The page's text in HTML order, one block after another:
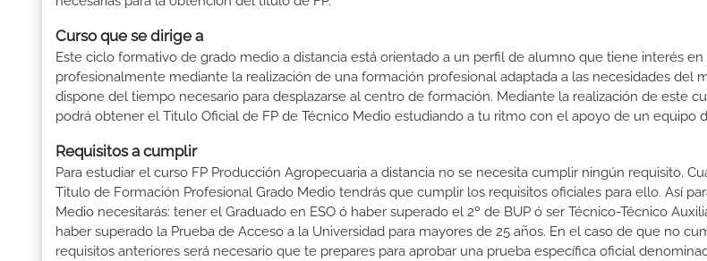
Curso que se dirige a
Este ciclo formativo de grado medio a distancia está orientado a un perfil de alumno que tiene interés en
profesionalmente mediante la realización de una formación profesional adaptada a las necesidades del
dispone del tiempo necesario para desplazarse al centro de formación. Mediante la realización de este
podrá obtener el Titulo Oficial de FP de Técnico Medio estudiando a tu ritmo con el apoyo de un equipo
Requisitos a cumplir
Para estudiar el curso FP Producción Agropecuaria a distancia no se necesita cumplir ningún requisito.
Titulo de Formación Profesional Grado Medio tendrás que cumplir los requisitos oficiales para ello. Así
Medio necesitarás: tener el Graduado en ESO ó haber superado el 2º de BUP ó ser Técnico-Técnico
haber superado la Prueba de Acceso a la Universidad para mayores de 25 años. En el caso de que no
requisitos anteriores será necesario que te prepares para aprobar una prueba específica oficial